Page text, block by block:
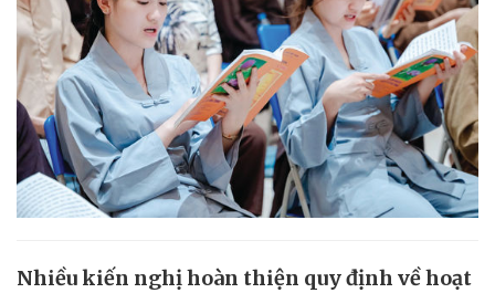
Nhiều kiến nghị hoàn thiện quy định về hoạt